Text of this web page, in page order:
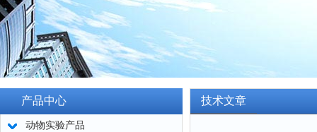
产品中心
动物实验产品
技术文章